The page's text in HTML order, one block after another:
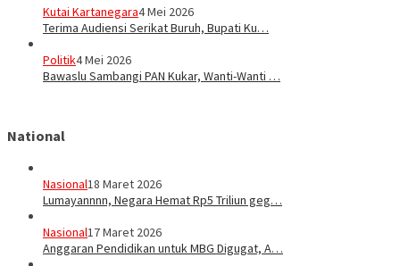
Kutai Kartanegara4 Mei 2026
Terima Audiensi Serikat Buruh, Bupati Ku…
Politik4 Mei 2026
Bawaslu Sambangi PAN Kukar, Wanti-Wanti …
National
Nasional18 Maret 2026
Lumayannnn, Negara Hemat Rp5 Triliun geg…
Nasional17 Maret 2026
Anggaran Pendidikan untuk MBG Digugat, A…